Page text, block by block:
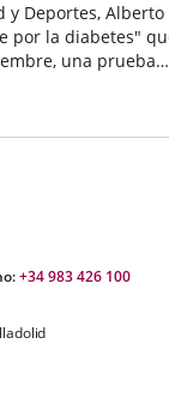
y Deportes, Alberto
por la diabetes"
una prueba
+34 983 426 100